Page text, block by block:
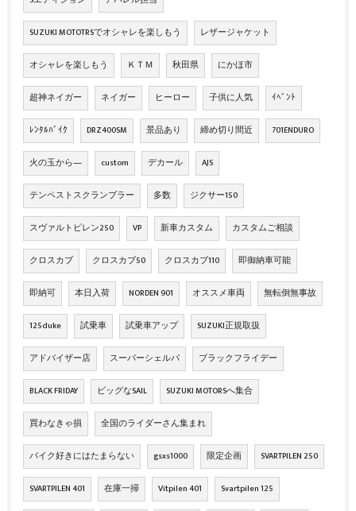
SUZUKI MOTOTRSでオシャレを楽しもう レザージャケット
オシャレを楽しもう ＫＴＭ 秋田県 にかほ市
超神ネイガー ネイガー ヒーロー 子供に人気 ｲﾍﾞﾝﾄ
ﾚﾝﾀﾙﾊﾞｲｸ DRZ400SM 景品あり 締め切り間近 701ENDURO
火の玉から― custom デカール AJS
テンペストスクランブラー 多数 ジクサー150
スヴァルトピレン250 VP 新車カスタム カスタムご相談
クロスカブ クロスカブ50 クロスカブ110 即御納車可能
即納可 本日入荷 NORDEN 901 オススメ車両 無転倒無事故
125duke 試乗車 試乗車アップ SUZUKI正規取扱
アドバイザー店 スーパーシェルパ ブラックフライデー
BLACK FRIDAY ビッグなSAIL SUZUKI MOTORSへ集合
買わなきゃ損 全国のライダーさん集まれ
バイク好きにはたまらない gsxs1000 限定企画 SVARTPILEN 250
SVARTPILEN 401 在庫一掃 Vitpilen 401 Svartpilen 125